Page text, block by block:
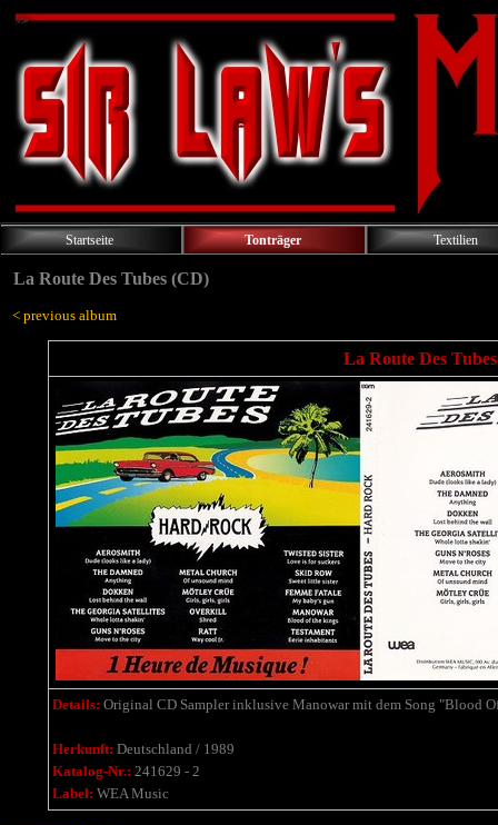
Startseite Tonträger Textilien
La Route Des Tubes (CD)
< previous album
La Route Des
Details: Original CD Sampler inklusive Manowar mit dem Song "Blood
Herkunft: Deutschland / 1989
Katalog-Nr.: 241629 - 2
Label: WEA Music